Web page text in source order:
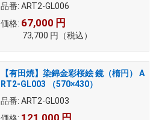
品番: ART2-GL006
価格: 67,000 円
73,700 円 （税込）
【有田焼】染錦金彩桜絵 鏡（楕円） A
RT2-GL003 （570×430）
品番: ART2-GL003